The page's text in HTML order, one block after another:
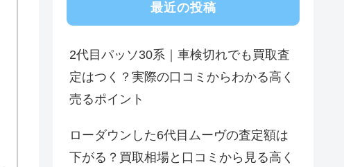
最近の投稿
2代目パッソ30系｜車検切れでも買取査
定はつく？実際の口コミからわかる高く
売るポイント
ローダウンした6代目ムーヴの査定額は
下がる？買取相場と口コミから見る高く